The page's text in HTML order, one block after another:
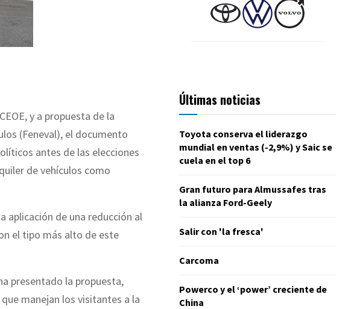
y a propuesta de la
(Feneval), el documento
antes de las elecciones
de vehículos como
aplicación de una reducción al
el tipo más alto de este
presentado la propuesta,
manejan los visitantes a la
Últimas noticias
Toyota conserva el liderazgo
mundial en ventas (-2,9%) y Saic se
cuela en el top 6
Gran futuro para Almussafes tras
la alianza Ford-Geely
Salir con 'la fresca'
Carcoma
Powerco y el ‘power’ creciente de
China